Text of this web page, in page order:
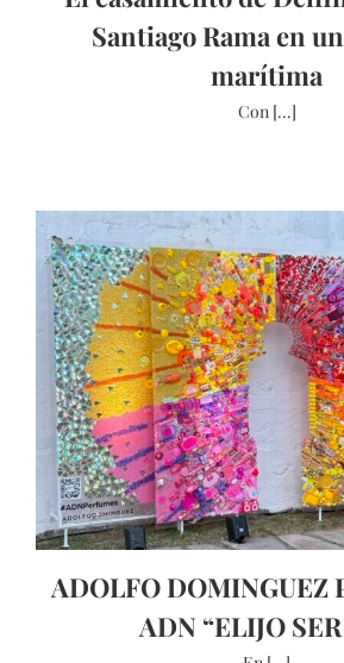
Santiago Rama en
marítima
Con [...]
ADOLFO DOMINGUEZ
ADN “ELIJO